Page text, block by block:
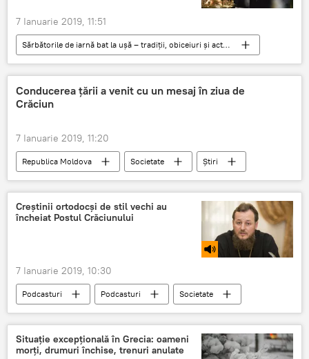
7 Ianuarie 2019, 11:51
Sărbătorile de iarnă bat la ușă – tradiții, obiceiuri și acte de caritate
Rusia
Societate
Știri
Crăciun
Nașterea Domnului
Vladimir Putin
Conducerea țării a venit cu un mesaj în ziua de
Crăciun
7 Ianuarie 2019, 11:20
Republica Moldova Societate
Știri
Crăciun
Nașterea Domnului
Igor Dodon
Pavel Filip
Creștinii ortodocși de stil vechi au
încheiat Postul Crăciunului
7 Ianuarie 2019, 10:30
Podcasturi Podcasturi
Societate
Știri
Republica Moldova
Religie
Crăciun
post Nașterea Domnului
Situație excepțională în Grecia: oameni
morți, drumuri închise, trenuri anulate